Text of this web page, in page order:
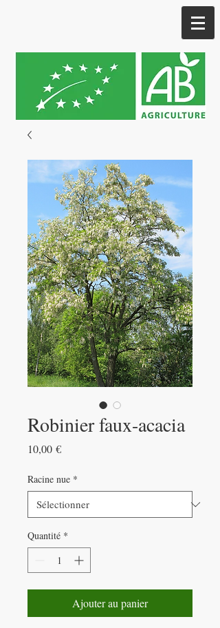
Robinier faux-acacia
10,00 €Prix
Racine nue *
Quantité *
Ajouter au panier